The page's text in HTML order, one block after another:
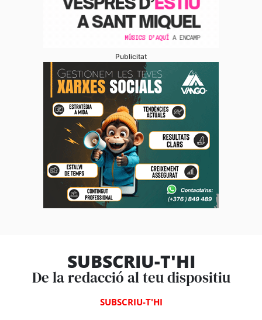
Publicitat
SUBSCRIU-T'HI
De la redacció al teu dispositiu
SUBSCRIU-T'HI